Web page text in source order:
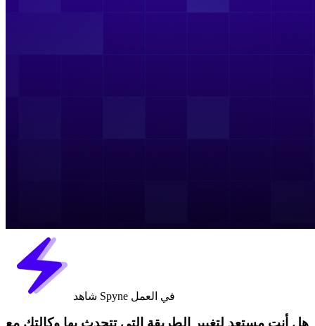
شاهد Spyne في العمل
هل أنت مستعد لتغيير الطريقة التي تتحدث بها وكالتك مع